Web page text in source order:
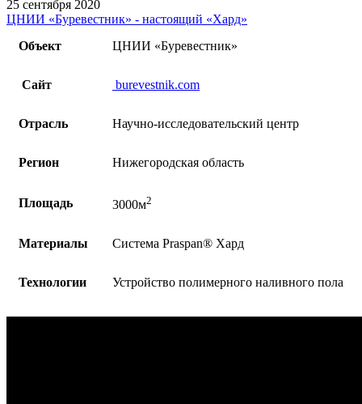
25 сентября 2020
ЦНИИ «Буревестник» - настоящий «Хард»
Объект
ЦНИИ «Буревестник»
Сайт burevestnik.com
Отрасль Научно-исследовательский центр
Регион Нижегородская область
Площадь 3000м2
Материалы Система Praspan®️ Хард
Технологии Устройство полимерного наливного пола